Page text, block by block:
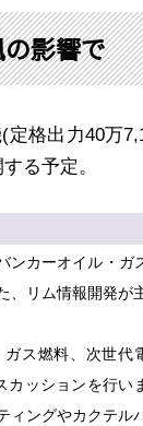
影響で
(定格出力40万
る予定。
ンカーオイル・ガ
、リム情報開発が
ス燃料、次世代
カッションを行い
ィングやカクテル